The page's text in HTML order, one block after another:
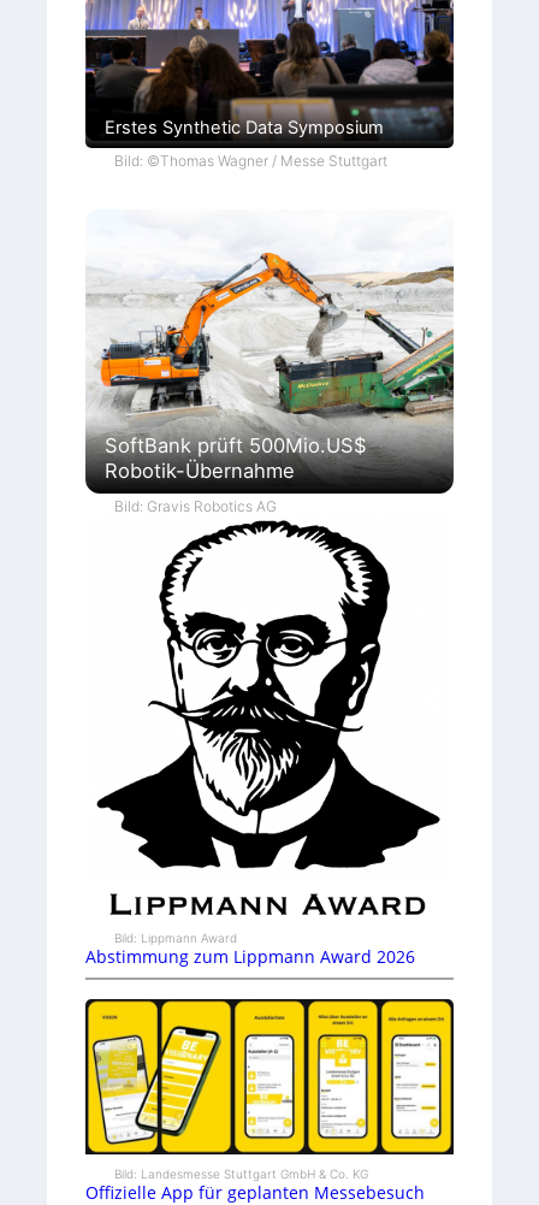
Erstes Synthetic Data Symposium
Bild: ©Thomas Wagner / Messe Stuttgart
SoftBank prüft 500Mio.US$
Robotik-Übernahme
Bild: Gravis Robotics AG
Bild: Lippmann Award
Abstimmung zum Lippmann Award 2026
Bild: Landesmesse Stuttgart GmbH & Co. KG
Offizielle App für geplanten Messebesuch